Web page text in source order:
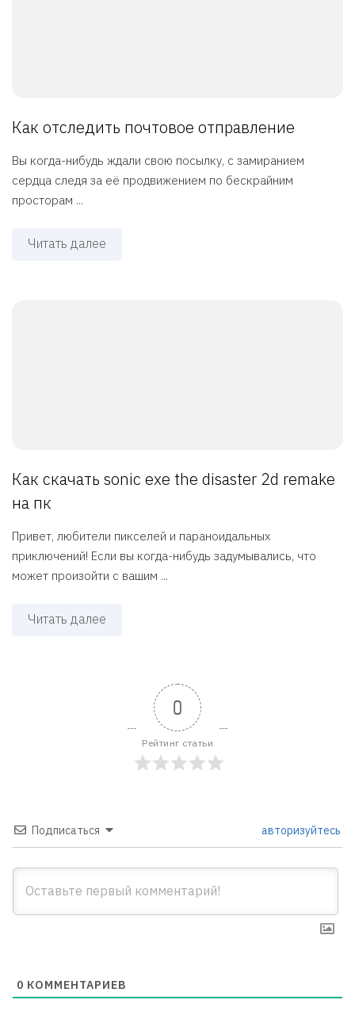
Как отследить почтовое отправление
Вы когда-нибудь ждали свою посылку, с замиранием
сердца следя за её продвижением по бескрайним
просторам ...
Читать далее
Как скачать sonic exe the disaster 2d remake
на пк
Привет, любители пикселей и параноидальных
приключений! Если вы когда-нибудь задумывались, что
может произойти с вашим ...
Читать далее
0
Рейтинг статьи
Подписаться авторизуйтесь
0 КОММЕНТАРИЕВ